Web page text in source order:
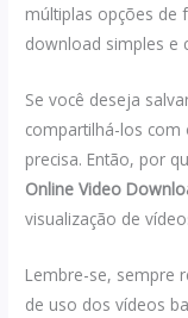
múltiplas opções de
download simples e
Se você deseja
compartilhá-los
precisa. Então, por
Online Video
visualização de
Lembre-se, sempre
de uso dos vídeos